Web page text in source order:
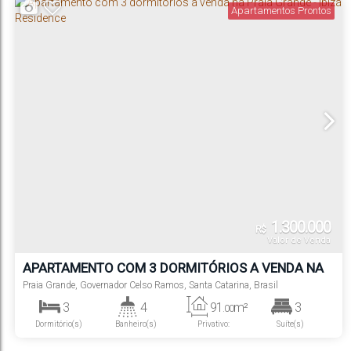
Apartamentos Prontos
R$ 1.300.000
Valor de Venda
APARTAMENTO COM 3 DORMITÓRIOS A VENDA NA
PRAIA GRANDE - IBIZA RESIDENCE
Praia Grande, Governador Celso Ramos, Santa Catarina, Brasil
3
Dormitório(s)
4
Banheiro(s) Privativo:
91 .00m² 3
Suíte(s)